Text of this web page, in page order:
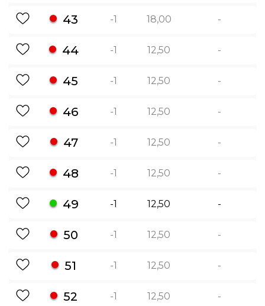
43 -1 18,00 -
44 -1 12,50 -
45 -1 12,50 -
46 -1 12,50 -
47 -1 12,50 -
48 -1 12,50 -
49 -1 12,50 -
50 -1 12,50 -
51 -1 12,50 -
52 -1 12,50 -